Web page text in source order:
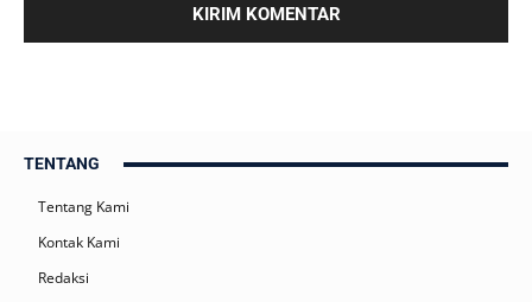
TENTANG
Tentang Kami
Kontak Kami
Redaksi